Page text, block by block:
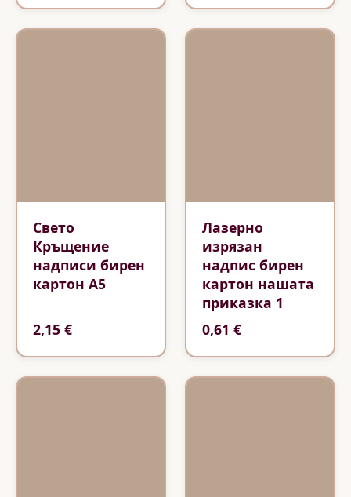
Свето
Кръщение
надписи бирен
картон А5
2,15 €
Лазерно
изрязан
надпис бирен
картон нашата
приказка 1
0,61 €